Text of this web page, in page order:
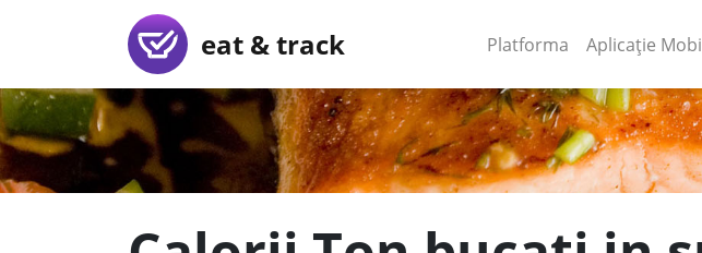
eat & track Platforma (current)
Aplicație